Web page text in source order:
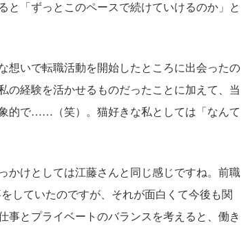
と「ずっとこのペースで続けていけるのか」と
想いで転職活動を開始したところに出会ったの
の経験を活かせるものだったことに加えて、当
的で……（笑）。猫好きな私としては「なんて
かけとしては江藤さんと同じ感じですね。前職
していたのですが、それが面白くて今後も関
事とプライベートのバランスを考えると、働き